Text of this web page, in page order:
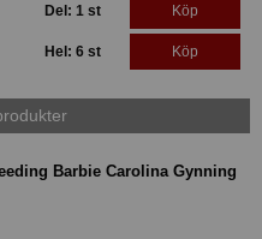
Del: 1 st Köp
Hel: 6 st Köp
Barbie Carolina Gynning